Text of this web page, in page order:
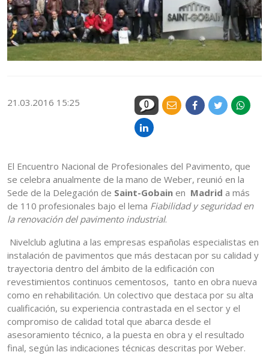
21.03.2016 15:25 0
El Encuentro Nacional de Profesionales del Pavimento, que
se celebra anualmente de la mano de Weber, reunió en la
Sede de la Delegación de Saint-Gobain en Madrid a más
de 110 profesionales bajo el lema Fiabilidad y seguridad en
la renovación del pavimento industrial.
Nivelclub aglutina a las empresas españolas especialistas en
instalación de pavimentos que más destacan por su calidad y
trayectoria dentro del ámbito de la edificación con
revestimientos continuos cementosos, tanto en obra nueva
como en rehabilitación. Un colectivo que destaca por su alta
cualificación, su experiencia contrastada en el sector y el
compromiso de calidad total que abarca desde el
asesoramiento técnico, a la puesta en obra y el resultado
final, según las indicaciones técnicas descritas por Weber.